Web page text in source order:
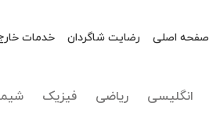
صفحه اصلی رضایت شاگردان خدمات
انگلیسی ریاضی فیزیک